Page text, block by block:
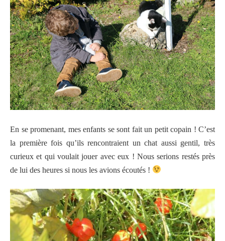
En se promenant, mes enfants se sont fait un petit copain ! C’est
la première fois qu’ils rencontraient un chat aussi gentil, très
curieux et qui voulait jouer avec eux ! Nous serions restés près
de lui des heures si nous les avions écoutés !